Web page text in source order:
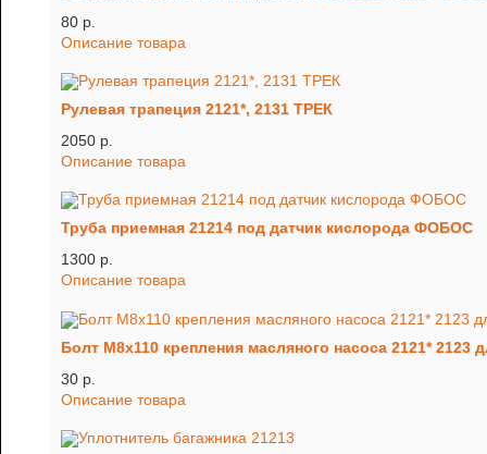
80 p.
Описание товара
Рулевая трапеция 2121*, 2131 ТРЕК
2050 p.
Описание товара
Труба приемная 21214 под датчик кислорода ФОБОС
1300 p.
Описание товара
Болт М8х110 крепления масляного насоса 2121* 2123
30 p.
Описание товара